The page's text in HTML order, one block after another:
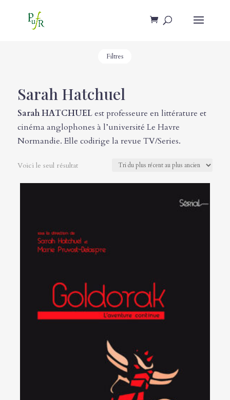
Filtres
Sarah Hatchuel
Sarah HATCHUELest professeure en littérature et
cinéma anglophones à l’université Le Havre
Normandie. Elle codirige la revue TV/Series.
Voici le seul résultat